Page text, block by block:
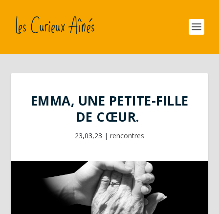
EMMA, UNE PETITE-FILLE
DE CŒUR.
23,03,23 | rencontres